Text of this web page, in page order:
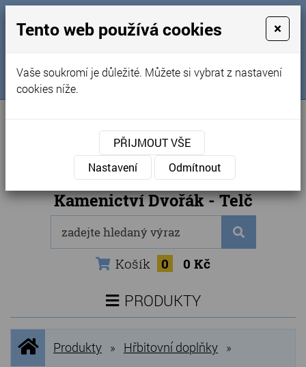
Obchodní podmínky
Kontakty
Naše kamenictví
Sledujte nás na FB
Internetový obchod
Kamenictví Dvořák - Telč
Košík 0 0 Kč
PRODUKTY
NOVINKY
NEJPRODÁVANĚJŠÍ
Úvodní
stránka
Produkty » Hřbitovní doplňky »
Tento web používá cookies ×
Vaše soukromí je důležité. Můžete si vybrat z nastavení
cookies níže.
PŘIJMOUT VŠE
Nastavení
Odmítnout